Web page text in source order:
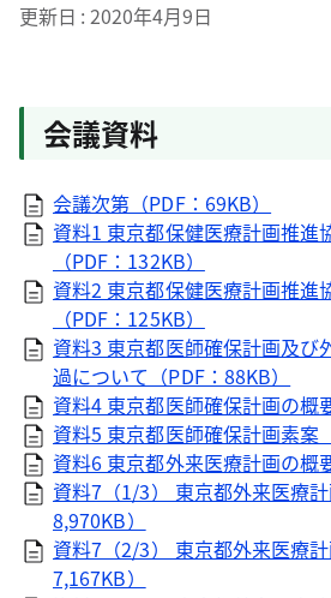
更新日 2020年4月9日
会議資料
会議次第（PDF：69KB）
資料1 東京都保健医療計画推進
（PDF：132KB）
資料2 東京都保健医療計画推進
（PDF：125KB）
資料3 東京都医師確保計画及び
過について（PDF：88KB）
資料4 東京都医師確保計画の概
資料5 東京都医師確保計画素案
資料6 東京都外来医療計画の概
資料7（1/3） 東京都外来医療計
8,970KB）
資料7（2/3） 東京都外来医療計
7,167KB）